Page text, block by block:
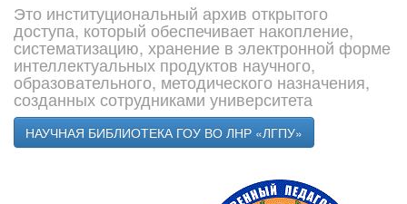
Это институциональный архив открытого
доступа, который обеспечивает накопление,
систематизацию, хранение в электронной форме
интеллектуальных продуктов научного,
образовательного, методического назначения,
созданных сотрудниками университета
НАУЧНАЯ БИБЛИОТЕКА ГОУ ВО ЛНР «ЛГПУ»